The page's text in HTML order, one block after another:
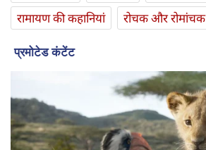
रामायण की कहानियां
रोचक और रोमांचक